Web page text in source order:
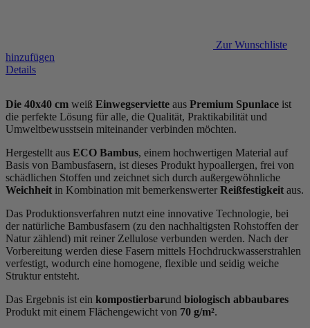
Zur Wunschliste
hinzufügen
Details
Die 40x40 cm weiß Einwegserviette aus Premium Spunlace ist
die perfekte Lösung für alle, die Qualität, Praktikabilität und
Umweltbewusstsein miteinander verbinden möchten.
Hergestellt aus ECO Bambus, einem hochwertigen Material auf
Basis von Bambusfasern, ist dieses Produkt hypoallergen, frei von
schädlichen Stoffen und zeichnet sich durch außergewöhnliche
Weichheit in Kombination mit bemerkenswerter Reißfestigkeit aus.
Das Produktionsverfahren nutzt eine innovative Technologie, bei
der natürliche Bambusfasern (zu den nachhaltigsten Rohstoffen der
Natur zählend) mit reiner Zellulose verbunden werden. Nach der
Vorbereitung werden diese Fasern mittels Hochdruckwasserstrahlen
verfestigt, wodurch eine homogene, flexible und seidig weiche
Struktur entsteht.
Das Ergebnis ist ein kompostierbarund biologisch abbaubares
Produkt mit einem Flächengewicht von 70 g/m².